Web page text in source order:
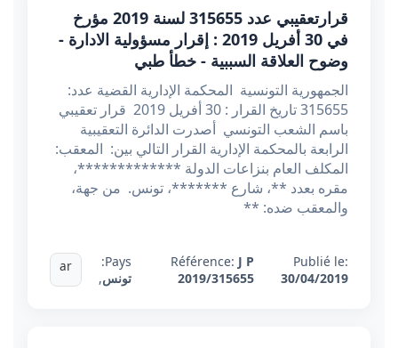
قرارتعقيبي عدد 315655 لسنة 2019 مؤرخ
في 30 أفريل 2019 : إقرار مسؤولية الادارة -
وضوح العلاقة السببية - خطأ طبي
الجمهورية التونسية المحكمة الإدارية القضية عدد:
315655 تاريخ القرار : 30 أفريل 2019 قرار تعقيبي
باسم الشعب التونسي أصدرت الدائرة التعقيبية
الرابعة بالمحكمة الإدارية القرار التالي بين: المعقب:
المكلف العام بنزاعات الدولة *************،
مقره بعدد **، شارع *******، تونس. من جهة،
والمعقب ضده: **
Publié le:
30/04/2019
Référence: J P
2019/315655
Pays:
تونس,
ar